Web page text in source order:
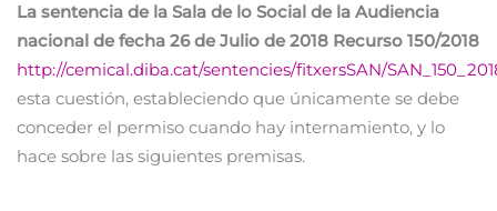
La sentencia de la Sala de lo Social de la Audiencia
nacional de fecha 26 de Julio de 2018 Recurso 150/2018
http://cemical.diba.cat/sentencies/fitxersSAN/
esta cuestión, estableciendo que únicamente se debe
conceder el permiso cuando hay internamiento, y lo
hace sobre las siguientes premisas.